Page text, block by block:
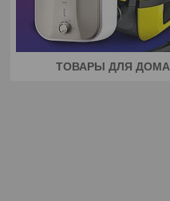
ТОВАРЫ ДЛЯ ДОМА